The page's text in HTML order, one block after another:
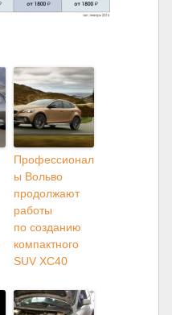
Профессионал
ы Вольво
продолжают
работы
по созданию
компактного
SUV XC40